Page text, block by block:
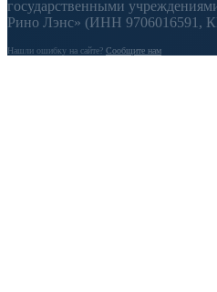
государственными
Рино Лэнс» (ИНН 9706016591,
Нашли ошибку на сайте? Сообщите нам